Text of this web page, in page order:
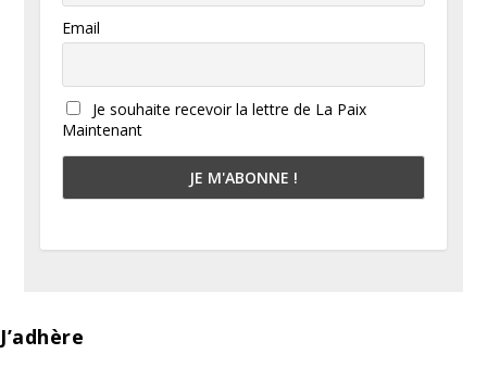
Email
Je souhaite recevoir la lettre de La Paix
Maintenant
J’adhère